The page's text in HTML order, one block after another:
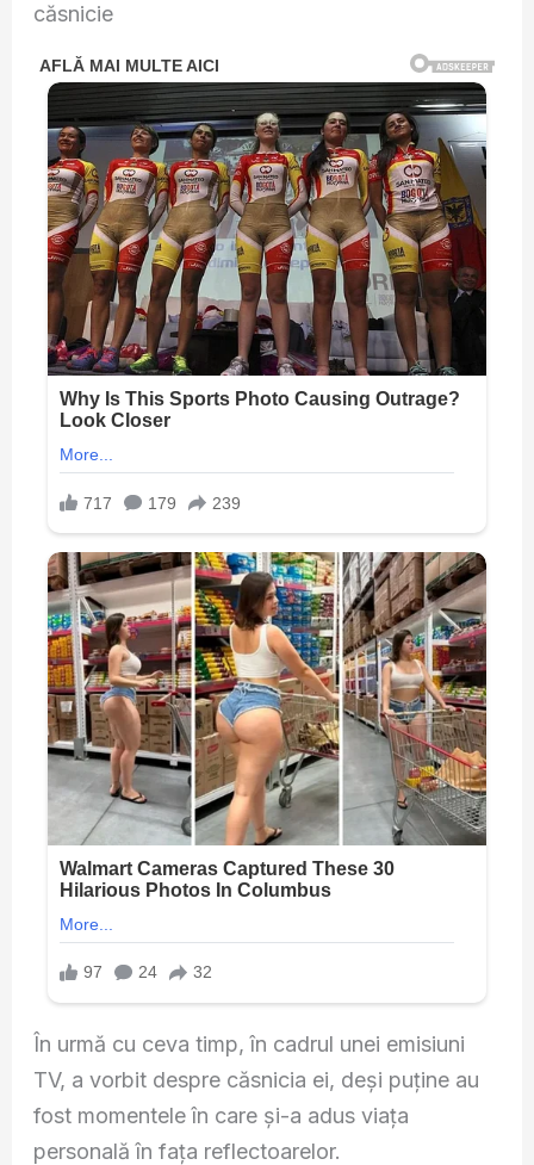
căsnicie
În urmă cu ceva timp, în cadrul unei emisiuni
TV, a vorbit despre căsnicia ei, deși puține au
fost momentele în care și-a adus viața
personală în fața reflectoarelor.